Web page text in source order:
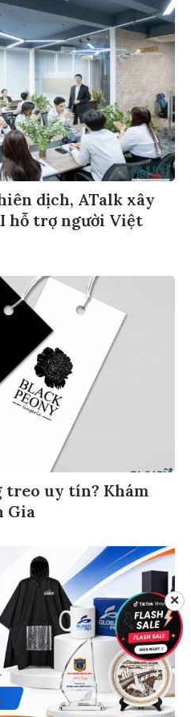
dịch, ATalk xây
hỗ trợ người Việt
treo uy tín? Khám
Gia
✕